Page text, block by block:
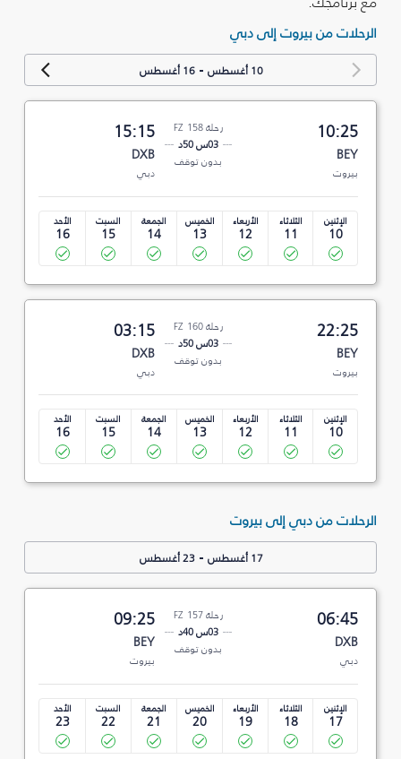
الرحلات من بيروت إلى دبي
10 أغسطس -16 أغسطس
10:25
BEY
بيروت
رحلة FZ 158
03س 50د
بدون توقف
15:15
DXB
دبي
الإثنين
10
الثلاثاء
11
الأربعاء
12
الخميس
13
الجمعة
14
السبت
15
الأحد
16
22:25
BEY
بيروت
رحلة FZ 160
03س 50د
بدون توقف
03:15
DXB
دبي
الإثنين
10
الثلاثاء
11
الأربعاء
12
الخميس
13
الجمعة
14
السبت
15
الأحد
16
الرحلات من دبي إلى بيروت
17 أغسطس -23 أغسطس
06:45
DXB
دبي
رحلة FZ 157
03س 40د
بدون توقف
09:25
BEY
بيروت
الإثنين
17
الثلاثاء
18
الأربعاء
19
الخميس
20
الجمعة
21
السبت
22
الأحد
23